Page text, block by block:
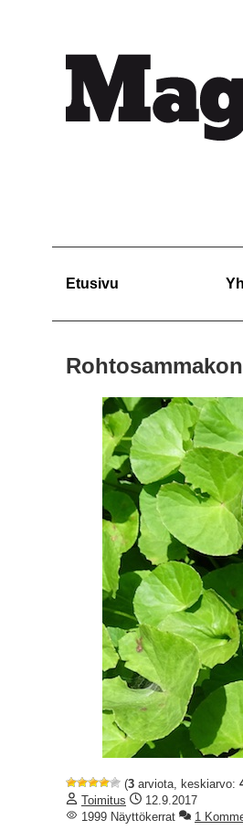
Etusivu
(3 arviota, keskiarvo:
Toimitus
12.9.2017
1999 Näyttökerrat
1